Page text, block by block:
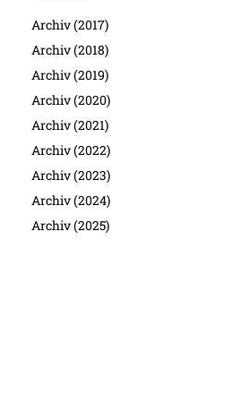
Archiv (2017)
Archiv (2018)
Archiv (2019)
Archiv (2020)
Archiv (2021)
Archiv (2022)
Archiv (2023)
Archiv (2024)
Archiv (2025)